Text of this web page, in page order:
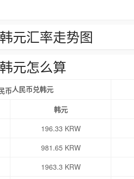
元汇率走势图
元怎么算
人民币兑韩元
韩元
196.33 KRW
981.65 KRW
1963.3 KRW